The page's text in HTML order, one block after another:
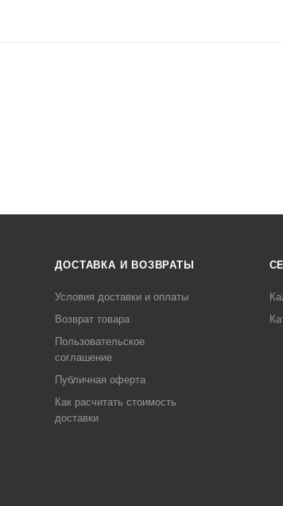
ДОСТАВКА И ВОЗВРАТЫ
Условия доставки и оплаты
Возврат товара
Пользовательское
соглашение
Публичная оферта
Как расчитать стоимость
доставки